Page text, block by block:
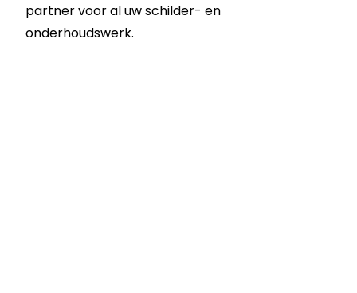
partner voor al uw schilder- en
onderhoudswerk.